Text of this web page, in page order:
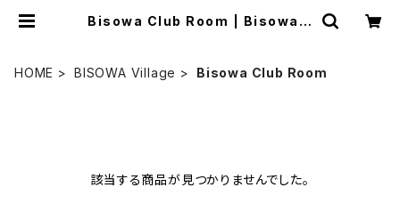
Bisowa Club Room | Bisowa b
HOME
BISOWA Village Bisowa Club Room
該当する商品が見つかりませんでした。